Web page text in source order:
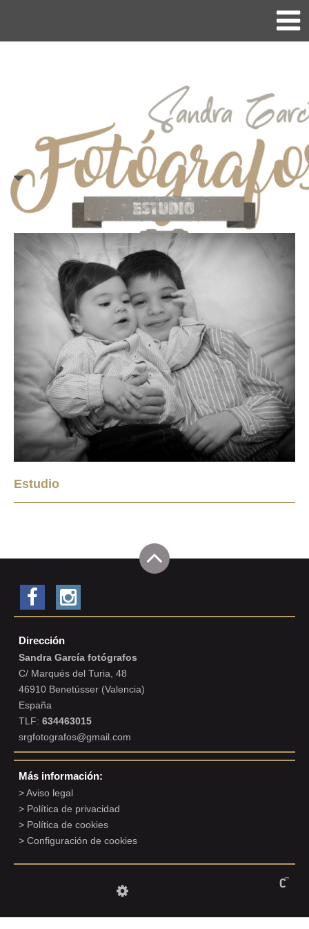
galería >estudio
Estudio
Dirección
Sandra García fotógrafos
C/ Marqués del Turia, 48
46910 Benetússer (Valencia)
España
TLF: 634463015
srgfotografos@gmail.com
Más información:
Aviso legal
Política de privacidad
Política de cookies
Configuración de cookies